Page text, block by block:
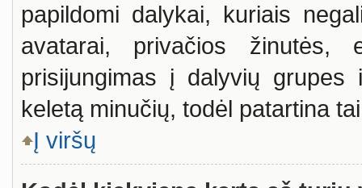
papildomi dalykai, kuriais
avatarai, privačios žinutės,
prisijungimas į dalyvių
keletą minučių, todėl patartina
Į viršų